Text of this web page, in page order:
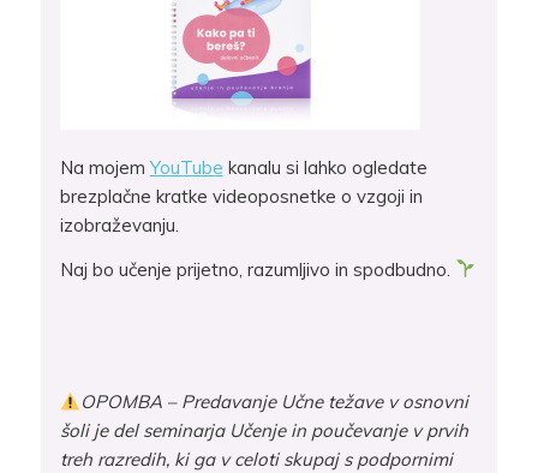
Na mojem YouTube kanalu si lahko ogledate
brezplačne kratke videoposnetke o vzgoji in
izobraževanju.
Naj bo učenje prijetno, razumljivo in spodbudno.
OPOMBA – Predavanje Učne težave v osnovni
šoli je del seminarja Učenje in poučevanje v prvih
treh razredih, ki ga v celoti skupaj s podpornimi